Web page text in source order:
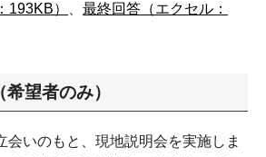
193KB）
最終回答（エクセル：
望者のみ）
会いのもと、現地説明会を実施しま